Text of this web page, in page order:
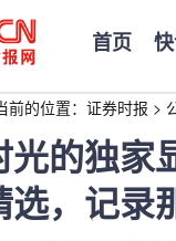
首页
前的位置： 证券时报 >
光的独
选，记录